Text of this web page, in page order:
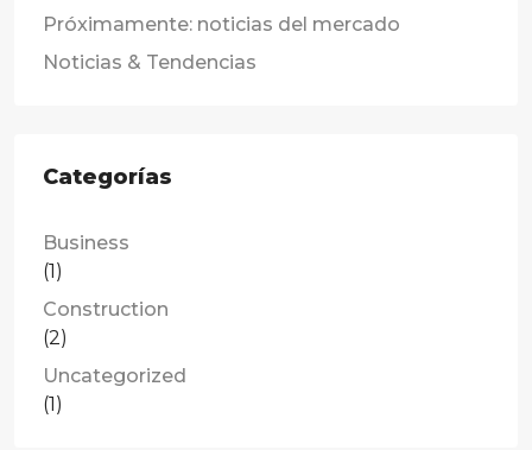
Próximamente: noticias del mercado
Noticias & Tendencias
Categorías
Business
(1)
Construction
(2)
Uncategorized
(1)